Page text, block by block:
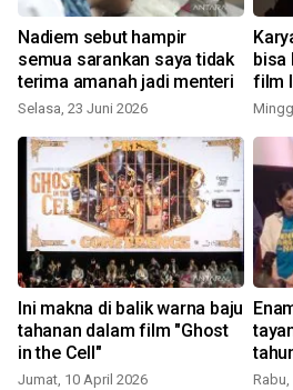
Nadiem sebut hampir
semua sarankan saya tidak
terima amanah jadi menteri
Selasa, 23 Juni 2026
bisa
film
Ini makna di balik warna baju
tahanan dalam film "Ghost
in the Cell"
Jumat, 10 April 2026